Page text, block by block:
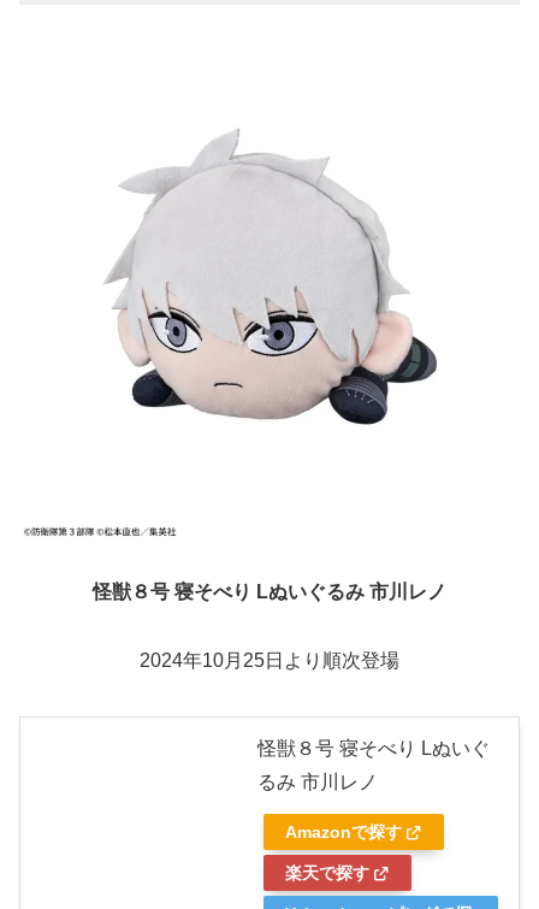
怪獣８号 寝そべり Lぬいぐるみ 市川レノ
2024年10月25日より順次登場
怪獣８号 寝そべり Lぬいぐ
るみ 市川レノ
Amazonで探す
楽天で探す